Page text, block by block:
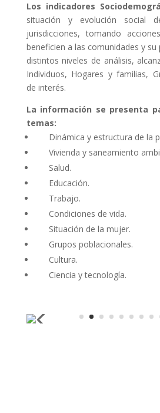
Los indicadores
situación y evolución social
jurisdicciones, tomando
beneficien a las comunidades y
distintos niveles de análisis,
Individuos, Hogares y familias,
de interés.
La información se presenta
temas:
Dinámica y estructura de la
Vivienda y saneamiento
Salud.
Educación.
Trabajo.
Condiciones de vida.
Situación de la mujer.
Grupos poblacionales.
Cultura.
Ciencia y tecnología.